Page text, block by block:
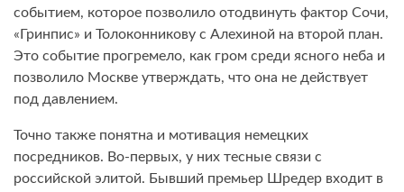
событием, которое позволило отодвинуть фактор Сочи,
«Гринпис» и Толоконникову с Алехиной на второй план.
Это событие прогремело, как гром среди ясного неба и
позволило Москве утверждать, что она не действует
под давлением.
Точно также понятна и мотивация немецких
посредников. Во-первых, у них тесные связи с
российской элитой. Бывший премьер Шредер входит в